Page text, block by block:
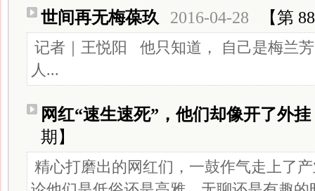
世间再无梅葆玖 2016-04-28 【第
记者｜王悦阳 他只知道， 自己是梅兰
人...
网红“速生速死”，他们却像开了外挂
期】
精心打磨出的网红们，一鼓作气走上了